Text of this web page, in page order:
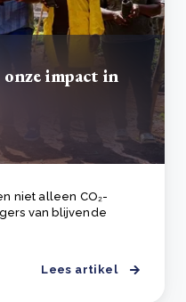
impact in
niet alleen CO₂-
van blijvende
Lees artikel